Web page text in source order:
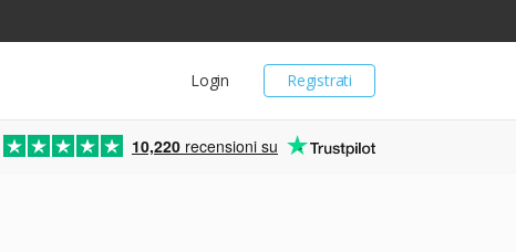
Registrati
Login
10,220 recensioni su